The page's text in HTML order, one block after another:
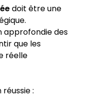
doit être une
approfondie des
que les
réelle
: